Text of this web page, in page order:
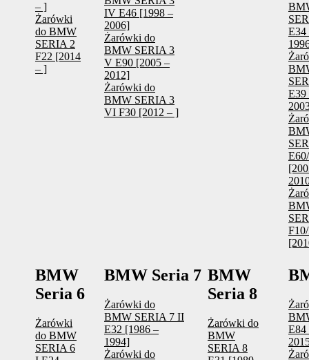
– ]
Żarówki
do BMW
SERIA 2
F22 [2014
– ]
IV E46 [1998 –
2006]
Żarówki do
BMW SERIA 3
V E90 [2005 –
2012]
Żarówki do
BMW SERIA 3
VI F30 [2012 – ]
E34
E39
BMW
Seria 6
Żarówki
do BMW
SERIA 6
BMW Seria 7
Żarówki do
BMW SERIA 7 II
E32 [1986 –
1994]
Żarówki do
BMW
Seria 8
Żarówki do
BMW
SERIA 8
E84